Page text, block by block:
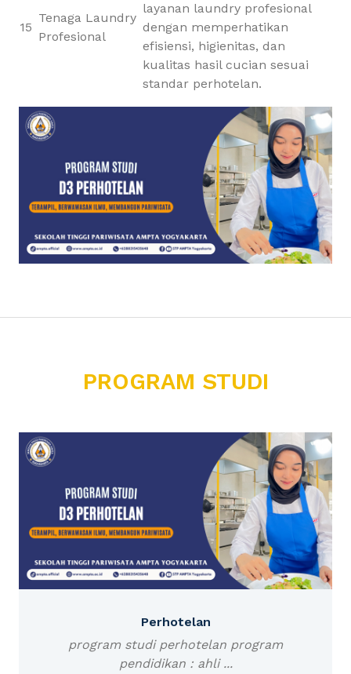
15
Tenaga Laundry
Profesional
layanan laundry profesional
dengan memperhatikan
efisiensi, higienitas, dan
kualitas hasil cucian sesuai
standar perhotelan.
PROGRAM STUDI
Perhotelan
program studi perhotelan program
pendidikan : ahli ...